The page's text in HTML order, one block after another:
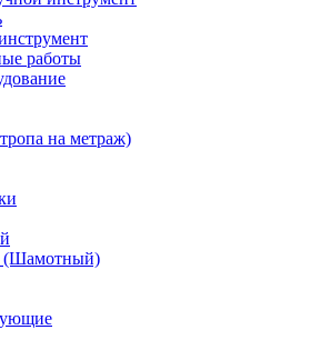
работы
на метраж)
(Шамотный)